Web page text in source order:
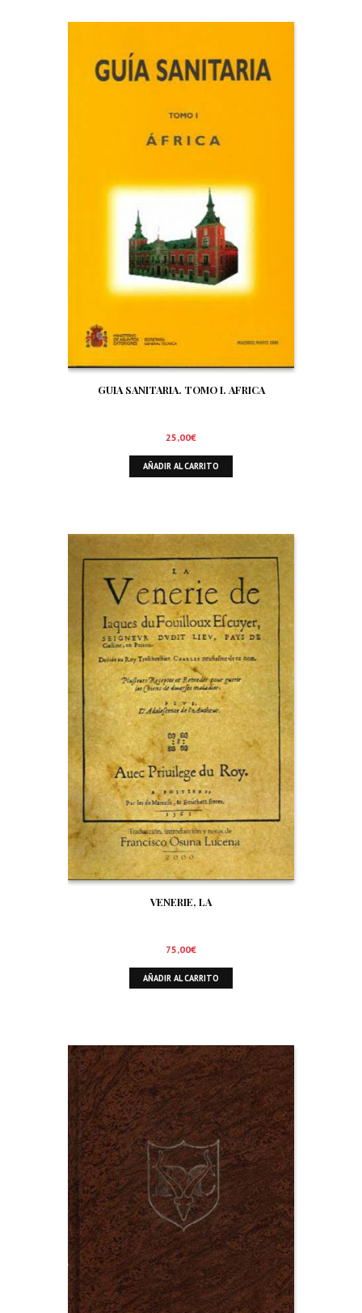
GUIA SANITARIA. TOMO I. AFRICA
25,00€
AÑADIR AL CARRITO
VENERIE, LA
75,00€
AÑADIR AL CARRITO